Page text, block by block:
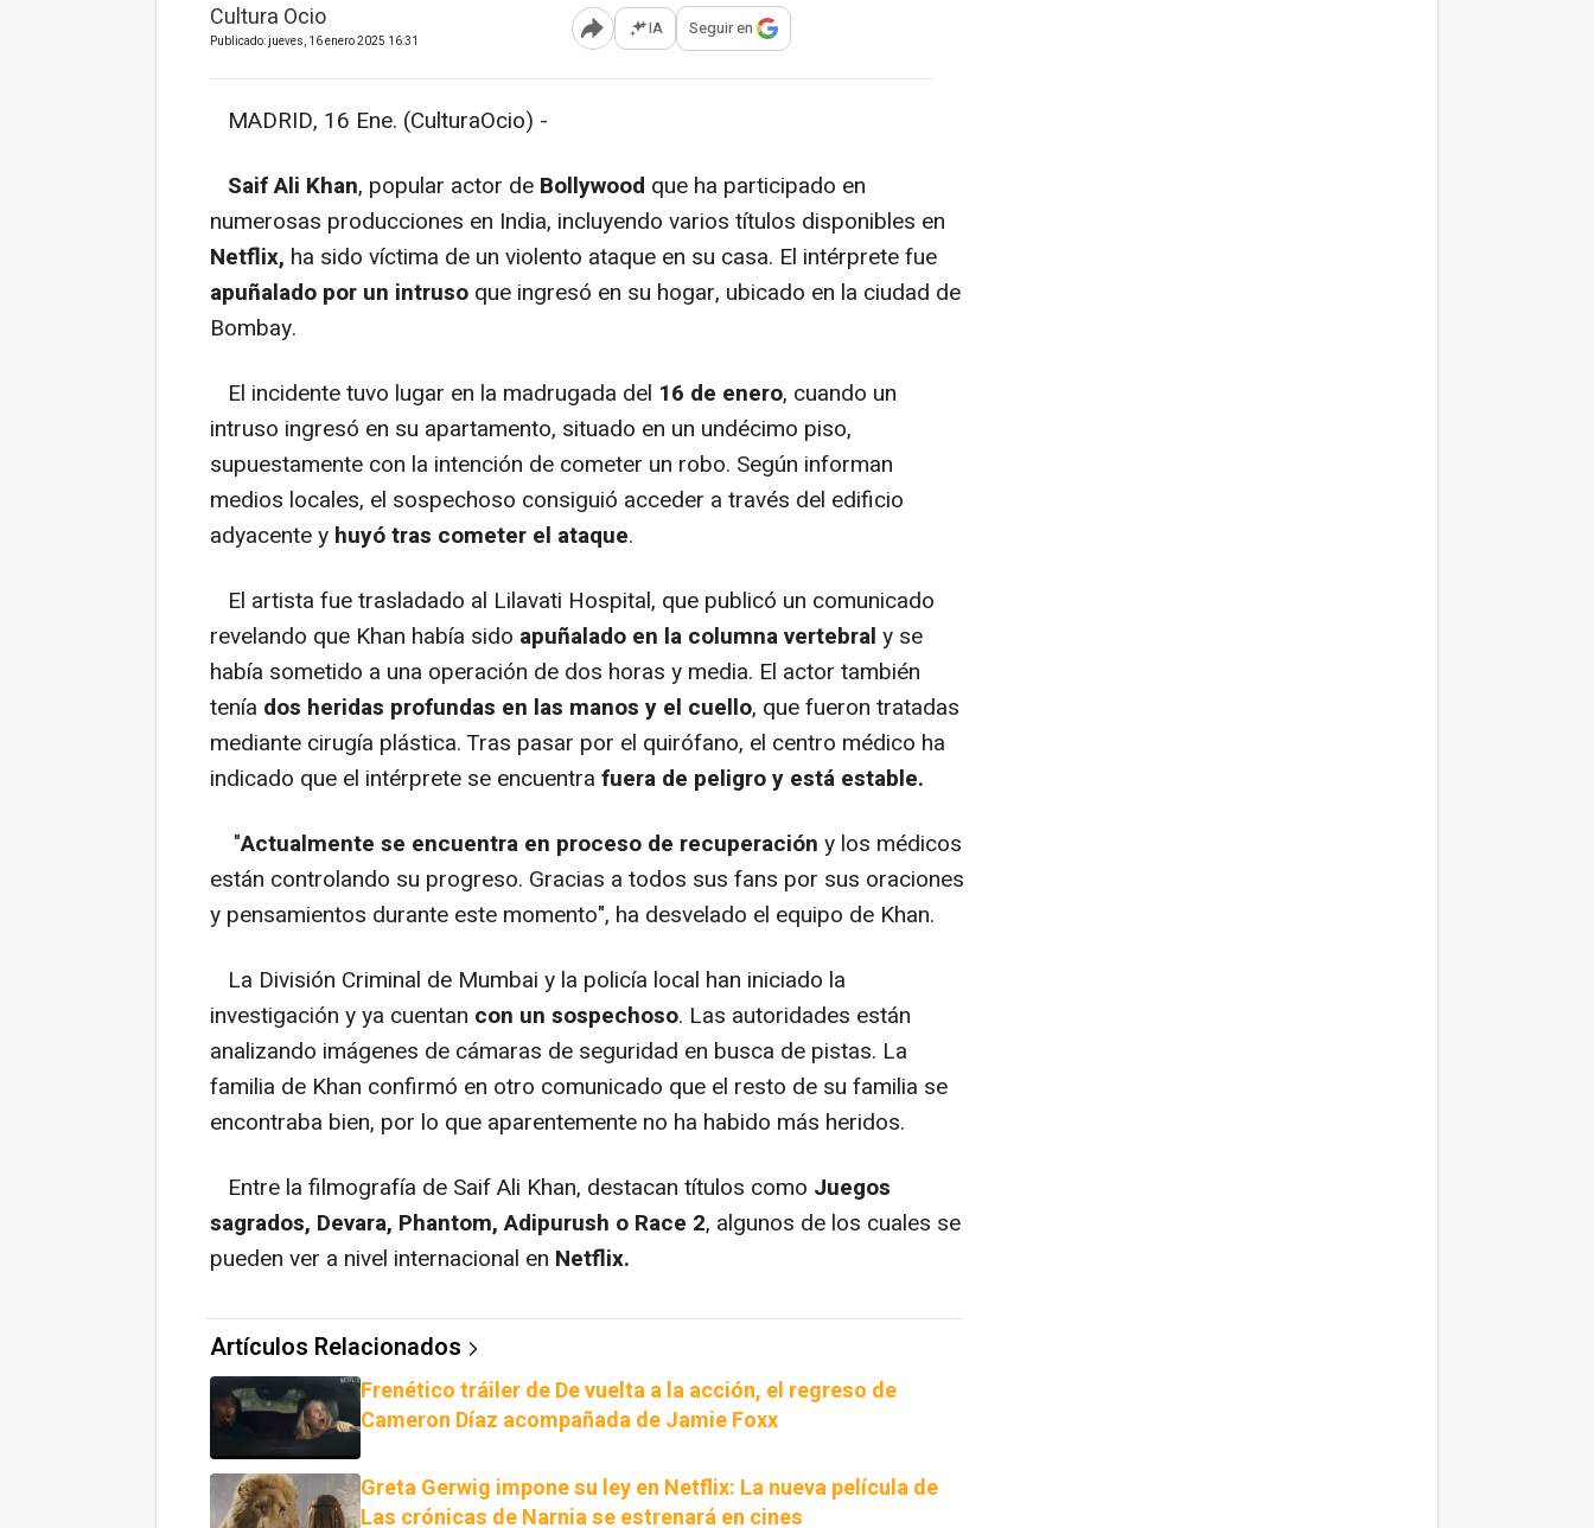
Cultura Ocio
Publicado: jueves, 16 enero 2025 16:31 Abrir opciones para compartir
IA Seguir en
MADRID, 16 Ene. (CulturaOcio) -
Saif Ali Khan, popular actor de Bollywood que ha participado en
numerosas producciones en India, incluyendo varios títulos disponibles en
Netflix, ha sido víctima de un violento ataque en su casa. El intérprete fue
apuñalado por un intruso que ingresó en su hogar, ubicado en la ciudad de
Bombay.
El incidente tuvo lugar en la madrugada del 16 de enero, cuando un
intruso ingresó en su apartamento, situado en un undécimo piso,
supuestamente con la intención de cometer un robo. Según informan
medios locales, el sospechoso consiguió acceder a través del edificio
adyacente y huyó tras cometer el ataque.
El artista fue trasladado al Lilavati Hospital, que publicó un comunicado
revelando que Khan había sido apuñalado en la columna vertebral y se
había sometido a una operación de dos horas y media. El actor también
tenía dos heridas profundas en las manos y el cuello, que fueron tratadas
mediante cirugía plástica. Tras pasar por el quirófano, el centro médico ha
indicado que el intérprete se encuentra fuera de peligro y está estable.
"Actualmente se encuentra en proceso de recuperación y los médicos
están controlando su progreso. Gracias a todos sus fans por sus oraciones
y pensamientos durante este momento", ha desvelado el equipo de Khan.
La División Criminal de Mumbai y la policía local han iniciado la
investigación y ya cuentan con un sospechoso. Las autoridades están
analizando imágenes de cámaras de seguridad en busca de pistas. La
familia de Khan confirmó en otro comunicado que el resto de su familia se
encontraba bien, por lo que aparentemente no ha habido más heridos.
Entre la filmografía de Saif Ali Khan, destacan títulos como Juegos
sagrados, Devara, Phantom, Adipurush o Race 2, algunos de los cuales se
pueden ver a nivel internacional en Netflix.
Artículos Relacionados
Frenético tráiler de De vuelta a la acción, el regreso de
Cameron Díaz acompañada de Jamie Foxx
Greta Gerwig impone su ley en Netflix: La nueva película de
Las crónicas de Narnia se estrenará en cines